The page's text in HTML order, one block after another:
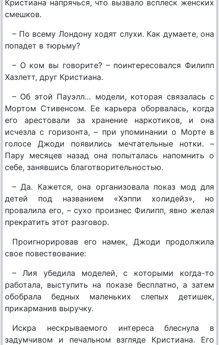
Кристиана напрячься, что вызвало всплеск женских
смешков.
– По всему Лондону ходят слухи. Как думаете, она
попадет в тюрьму?
– О ком вы говорите? – поинтересовался Филипп
Хазлетт, друг Кристиана.
– Об этой Пауэлл… модели, которая связалась с
Мортом Стивенсом. Ее карьера оборвалась, когда
его арестовали за хранение наркотиков, и она
исчезла с горизонта, – при упоминании о Морте в
голосе Джоди появились мечтательные нотки. –
Пару месяцев назад она попыталась напомнить о
себе, занявшись благотворительностью.
– Да. Кажется, она организовала показ мод для
детей под названием «Хэппи холидейз», но
провалила его, – сухо произнес Филипп, явно желая
прекратить этот разговор.
Проигнорировав его намек, Джоди продолжила
свое повествование:
– Лия убедила моделей, с которыми когда-то
работала, выступить на показе бесплатно, а затем
обобрала бедных маленьких слепых детишек,
прикарманив выручку.
Искра нескрываемого интереса блеснула в
задумчивом и печальном взгляде Кристиана. Его